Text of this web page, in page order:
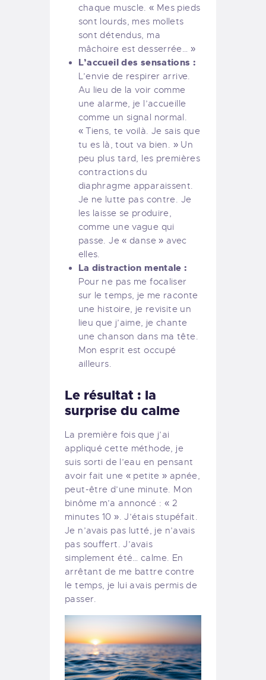
chaque muscle. « Mes pieds
sont lourds, mes mollets
sont détendus, ma
mâchoire est desserrée… »
L’accueil des sensations :
L’envie de respirer arrive.
Au lieu de la voir comme
une alarme, je l’accueille
comme un signal normal.
« Tiens, te voilà. Je sais que
tu es là, tout va bien. » Un
peu plus tard, les premières
contractions du
diaphragme apparaissent.
Je ne lutte pas contre. Je
les laisse se produire,
comme une vague qui
passe. Je « danse » avec
elles.
La distraction mentale :
Pour ne pas me focaliser
sur le temps, je me raconte
une histoire, je revisite un
lieu que j’aime, je chante
une chanson dans ma tête.
Mon esprit est occupé
ailleurs.
Le résultat : la
surprise du calme
La première fois que j’ai
appliqué cette méthode, je
suis sorti de l’eau en pensant
avoir fait une « petite » apnée,
peut-être d’une minute. Mon
binôme m’a annoncé : « 2
minutes 10 ». J’étais stupéfait.
Je n’avais pas lutté, je n’avais
pas souffert. J’avais
simplement été… calme. En
arrêtant de me battre contre
le temps, je lui avais permis de
passer.